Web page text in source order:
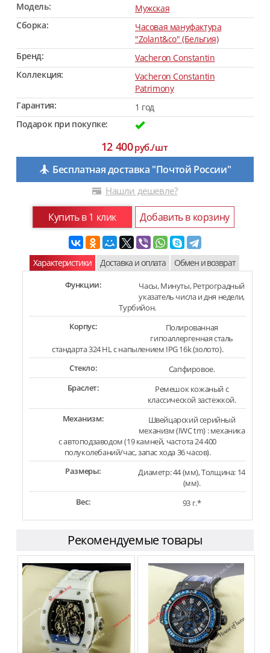
Модель:
Мужская
Сборка:
Часовая мануфактура
"Zolant&co" (Бельгия)
Бренд:
Vacheron Constantin
Коллекция:
Vacheron Constantin
Patrimony
Гарантия:
1 год
Подарок при покупке:
12 400руб./шт
Бесплатная доставка "Почтой России"
Нашли дешевле?
Купить в 1 клик Добавить в корзину
Характеристики Доставка и оплата Обмен и возврат
Функции:
Часы, Минуты, Ретроградный
указатель числа и дня недели,
Турбийон.
Корпус:
Полированная
гипоаллергенная сталь
стандарта 324 HL с напылением IPG 16k (золото).
Стекло:
Сапфировое.
Браслет:
Ремешок кожаный с
классической застежкой.
Механизм:
Швейцарский серийный
механизм (IWC tm) : механика
с автоподзаводом (19 камней, частота 24 400
полуколебаний/час, запас хода 36 часов).
Размеры:
Диаметр: 44 (мм), Толщина: 14
(мм).
Вес:
93 г.*
Рекомендуемые товары